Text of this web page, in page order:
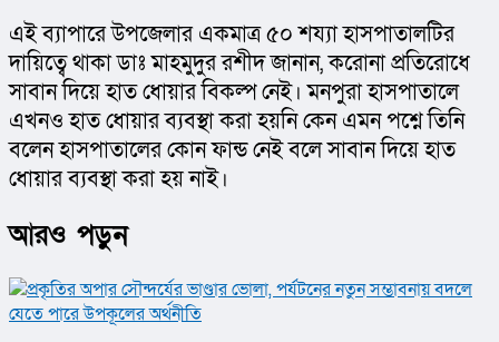
এই ব্যাপারে উপজেলার একমাত্র ৫০ শয্যা হাসপাতালটির
দায়িত্বে থাকা ডাঃ মাহমুদুর রশীদ জানান, করোনা প্রতিরোধে
সাবান দিয়ে হাত ধোয়ার বিকল্প নেই। মনপুরা হাসপাতালে
এখনও হাত ধোয়ার ব্যবস্থা করা হয়নি কেন এমন পশ্নে তিনি
বলেন হাসপাতালের কোন ফান্ড নেই বলে সাবান দিয়ে হাত
ধোয়ার ব্যবস্থা করা হয় নাই।
আরও পড়ুন